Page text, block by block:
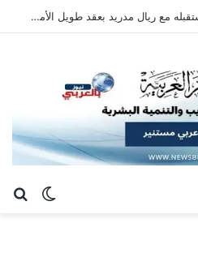
فينيسيوس جونيور يحسم مستقبله مع ريال مدريد بعقد طويل الأمد حتى 2032
الوضع